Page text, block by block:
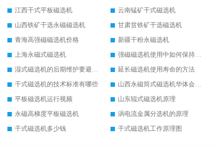
江西干式平板磁选机
云南锰矿干式磁选机
山西铁矿干选永磁磁选机
甘肃贫铁矿干选磁选机
青海高强磁磁选机价格
新疆干粉永磁选机
上海永磁式磁选机
强磁磁选机使用中如何保持其顺畅运行
湿式磁选机的后期维护要避开哪些坑
延长磁选机使用寿命的方法
干式磁选机的技术标准有哪些
山西永磁筒式磁选机华体会手机网页版-华体会(中国)
平板磁选机运行视频
山东辊式磁选机原理
永磁高梯度平板磁选机
涡电流金属分选机的原理
干式磁选机多少钱
干式磁选机工作原理图